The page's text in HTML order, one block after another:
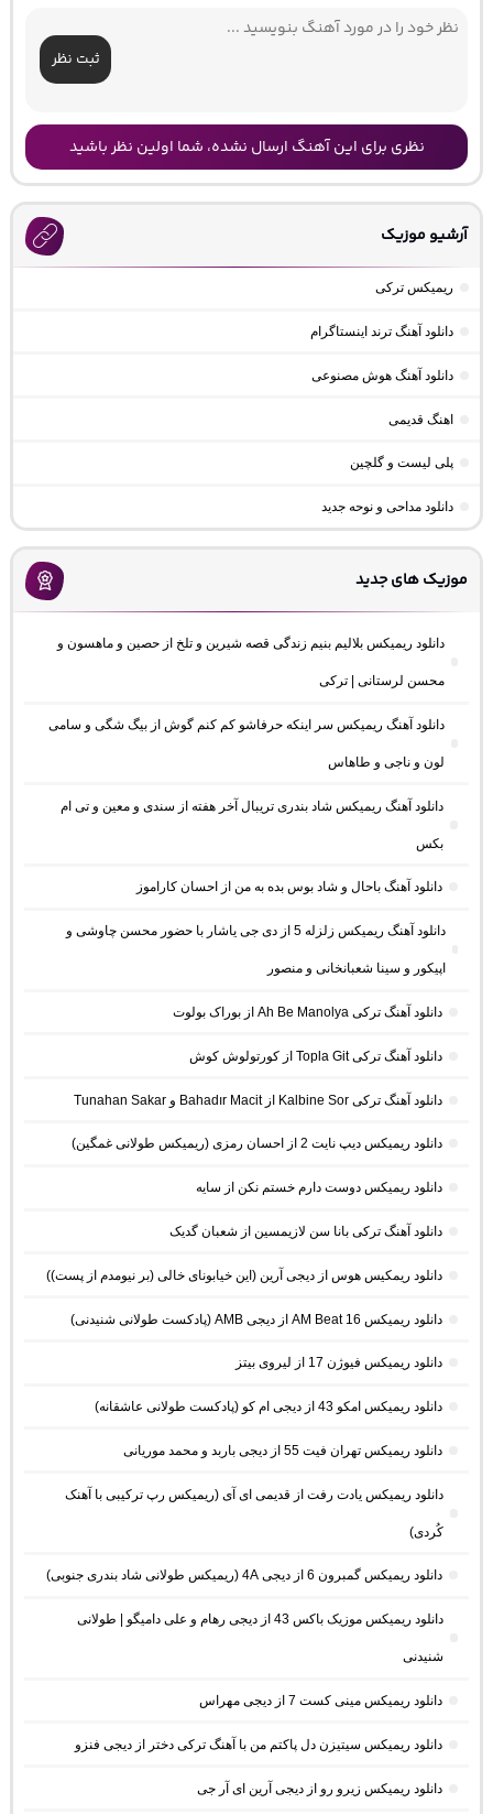
ثبت نظر
نظری برای این آهنگ ارسال نشده، شما اولین نظر باشید
آرشیو موزیک
ریمیکس ترکی
دانلود آهنگ ترند اینستاگرام
دانلود آهنگ هوش مصنوعی
اهنگ قدیمی
پلی لیست و گلچین
دانلود مداحی و نوحه جدید
موزیک های جدید
دانلود ریمیکس بلالیم بنیم زندگی قصه شیرین و تلخ از حصین و ماهسون و
محسن لرستانی | ترکی
دانلود آهنگ ریمیکس سر اینکه حرفاشو کم کنم گوش از بیگ شگی و سامی
لون و ناجی و طاهاس
دانلود آهنگ ریمیکس شاد بندری تریبال آخر هفته از سندی و معین و تی ام
بکس
دانلود آهنگ باحال و شاد بوس بده به من از احسان کاراموز
دانلود آهنگ ریمیکس زلزله 5 از دی جی یاشار با حضور محسن چاوشی و
اپیکور و سینا شعبانخانی و منصور
دانلود آهنگ ترکی Ah Be Manolya از بوراک بولوت
دانلود آهنگ ترکی Topla Git از کورتولوش کوش
دانلود آهنگ ترکی Kalbine Sor از Bahadır Macit و Tunahan Sakar
دانلود ریمیکس دیپ نایت 2 از احسان رمزی (ریمیکس طولانی غمگین)
دانلود ریمیکس دوست دارم خستم نکن از سایه
دانلود آهنگ ترکی بانا سن لازیمسین از شعبان گدیک
دانلود ریمکیس هوس از دیجی آرین (این خیابونای خالی (بر نیومدم از پست))
دانلود ریمیکس AM Beat 16 از دیجی AMB (پادکست طولانی شنیدنی)
دانلود ریمیکس فیوژن 17 از لیروی بیتز
دانلود ریمیکس امکو 43 از دیجی ام کو (پادکست طولانی عاشقانه)
دانلود ریمیکس تهران فیت 55 از دیجی باربد و محمد موریانی
دانلود ریمیکس یادت رفت از قدیمی ای آی (ریمیکس رپ ترکیبی با آهنک
کُردی)
دانلود ریمیکس گمبرون 6 از دیجی 4A (ریمیکس طولانی شاد بندری جنوبی)
دانلود ریمیکس موزیک باکس 43 از دیجی رهام و علی دامیگو | طولانی
شنیدنی
دانلود ریمیکس مینی کست 7 از دیجی مهراس
دانلود ریمیکس سیتیزن دل پاکتم من با آهنگ ترکی دختر از دیجی فنزو
دانلود ریمیکس زیرو رو از دیجی آرین ای آر جی